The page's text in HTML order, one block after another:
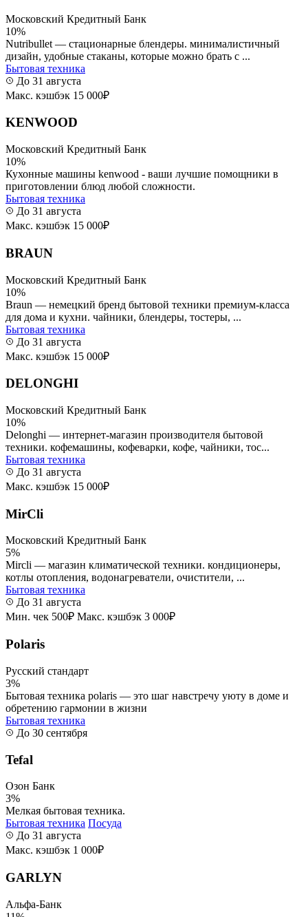
Московский Кредитный Банк
10%
Nutribullet — стационарные блендеры. минималистичный
дизайн, удобные стаканы, которые можно брать с ...
Бытовая техника
До 31 августа
Макс. кэшбэк 15 000₽
KENWOOD
Московский Кредитный Банк
10%
Кухонные машины kenwood - ваши лучшие помощники в
приготовлении блюд любой сложности.
Бытовая техника
До 31 августа
Макс. кэшбэк 15 000₽
BRAUN
Московский Кредитный Банк
10%
Braun — немецкий бренд бытовой техники премиум-класса
для дома и кухни. чайники, блендеры, тостеры, ...
Бытовая техника
До 31 августа
Макс. кэшбэк 15 000₽
DELONGHI
Московский Кредитный Банк
10%
Delonghi — интернет-магазин производителя бытовой
техники. кофемашины, кофеварки, кофе, чайники, тос...
Бытовая техника
До 31 августа
Макс. кэшбэк 15 000₽
MirCli
Московский Кредитный Банк
5%
Mircli — магазин климатической техники. кондиционеры,
котлы отопления, водонагреватели, очистители, ...
Бытовая техника
До 31 августа
Мин. чек 500₽ Макс. кэшбэк 3 000₽
Polaris
Русский стандарт
3%
Бытовая техника polaris — это шаг навстречу уюту в доме и
обретению гармонии в жизни
Бытовая техника
До 30 сентября
Tefal
Озон Банк
3%
Мелкая бытовая техника.
Бытовая техника Посуда
До 31 августа
Макс. кэшбэк 1 000₽
GARLYN
Альфа-Банк